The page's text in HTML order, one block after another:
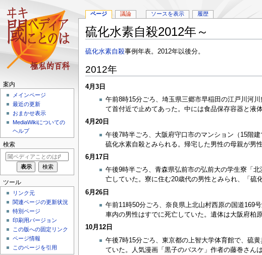
硫化水素自殺2012年～
ナ
ゲ
シ
に
検
に
動
硫化水素自殺事例年表。2012年以後分。
2012年
4月3日
午前8時15分ごろ、埼玉県三郷市早稲田の江戸川河
て首付近で止めてあった。中には食品保存容器と液
4月20日
午後7時半ごろ、大阪府守口市のマンション（15階
硫化水素自殺とみられる。帰宅した男性の母親が男
6月17日
午後9時半ごろ、青森県弘前市の弘前大の学生寮「
亡していた。寮に住む20歳代の男性とみられ、「硫
6月26日
午前11時50分ごろ、奈良県上北山村西原の国道169
車内の男性はすでに死亡していた。遺体は大阪府柏
10月12日
午後7時15分ごろ、東京都の上智大学体育館で、硫
ていた。人気漫画「黒子のバスケ」作者の藤巻さん
ページ 議論 ソースを表示 履歴
案内
メインページ
最近の更新
おまかせ表示
MediaWikiについての
ヘルプ
検索
ツール
リンク元
関連ページの更新状況
特別ページ
印刷用バージョン
この版への固定リンク
ページ情報
このページを引用